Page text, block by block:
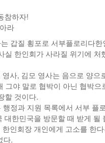
All
참하자!
라
갑질 횡포로 서부플로리다한
실 한인회가 사라질 위기에 처
사, 김모 영사는 음으로 양으
그야 말로 협박이 아닌 협박으
할 것이다.
정과 지원 목록에서 서부 플
한민국을 방문할 때 받게 될
인회장 개인에게 고소를 한
다.